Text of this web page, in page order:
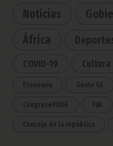
Noticias
África
COVID-19 Cultura
Economía Gente GE
CongresoPDGE FIJA
Consejo de la república